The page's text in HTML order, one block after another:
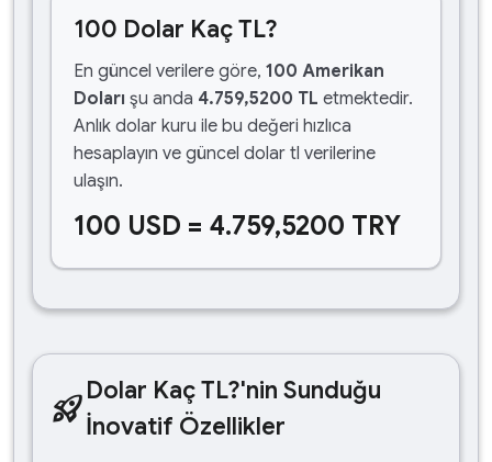
100 Dolar Kaç TL?
En güncel verilere göre, 100 Amerikan
Doları şu anda 4.759,5200 TL etmektedir.
Anlık dolar kuru ile bu değeri hızlıca
hesaplayın ve güncel dolar tl verilerine
ulaşın.
100 USD = 4.759,5200 TRY
rocket_launchDolar Kaç TL?'nin Sunduğu
İnovatif Özellikler